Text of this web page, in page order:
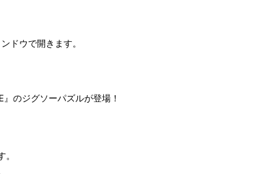
ドウで開きます。
のジグソーパズルが登場！